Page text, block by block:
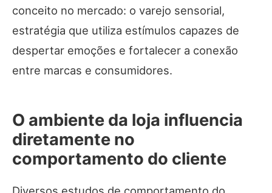
conceito no mercado: o varejo sensorial,
estratégia que utiliza estímulos capazes de
despertar emoções e fortalecer a conexão
entre marcas e consumidores.
O ambiente da loja influencia
diretamente no
comportamento do cliente